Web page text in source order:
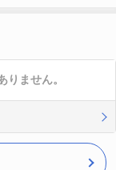
ません。